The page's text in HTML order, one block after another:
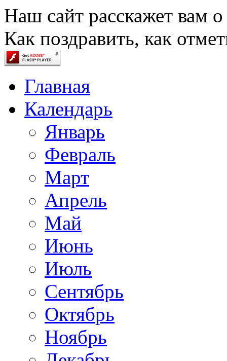
Наш сайт расскажет вам о
Как поздравить, как
Главная
Календарь
Январь
Февраль
Март
Апрель
Май
Июнь
Июль
Сентябрь
Октябрь
Ноябрь